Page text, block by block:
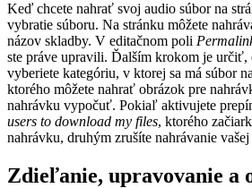
Keď chcete nahrať svoj audio súbor na
vybratie súboru. Na stránku môžete
názov skladby. V editačnom poli
ste práve upravili. Ďalším krokom je
vyberiete kategóriu, v ktorej sa má súbor
ktorého môžete nahrať obrázok pre
nahrávku vypočuť. Pokiaľ aktivujete
users to download my files, ktorého
nahrávku, druhým zrušíte nahrávanie
Zdieľanie, upravovanie a